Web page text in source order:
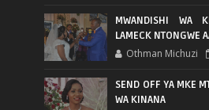
MWANDISHI WA
LAMECK NTONGWE
Othman Michuzi
SEND OFF YA MKE
WA KINANA